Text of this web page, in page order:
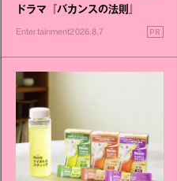
ドラマ『バカンスの法則』
Entertainment2026.8.7 PR